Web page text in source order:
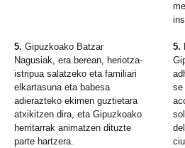
5. Gipuzkoako Batzar
Nagusiak, era berean, heriotza-
istripua salatzeko eta familiari
elkartasuna eta babesa
adierazteko ekimen guztietara
atxikitzen dira, eta Gipuzkoako
herritarrak animatzen dituzte
parte hartzera.
5.
se